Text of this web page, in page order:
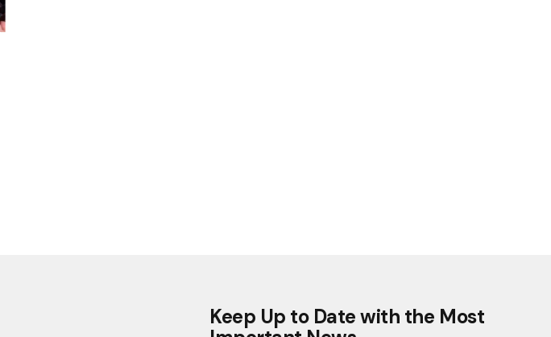
Keep Up to Date with the Most